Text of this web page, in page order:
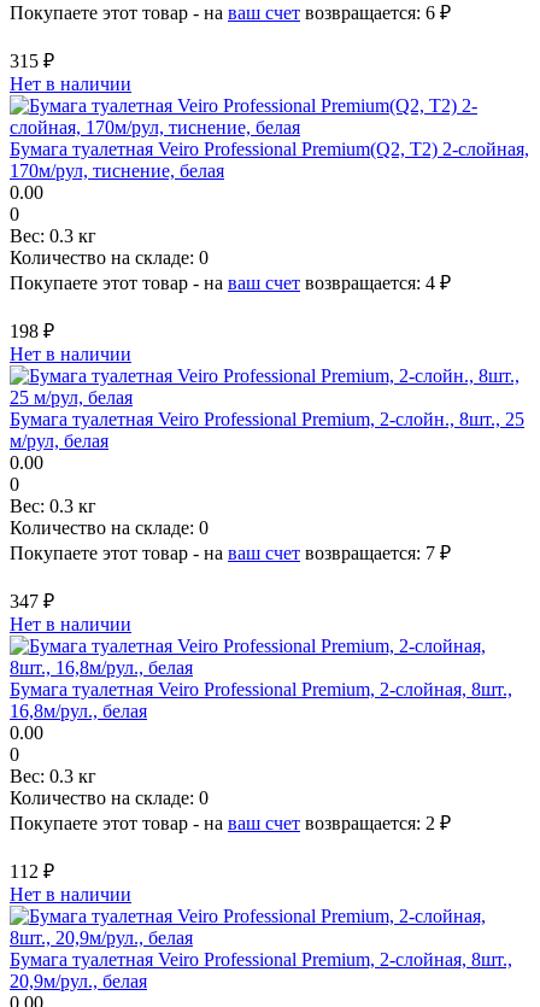
Покупаете этот товар - на ваш счет возвращается: 6 ₽
315 ₽
Нет в наличии
Бумага туалетная Veiro Professional Premium(Q2, Т2) 2-слойная,
170м/рул, тиснение, белая
0.00
0
Вес: 0.3 кг
Количество на складе: 0
Покупаете этот товар - на ваш счет возвращается: 4 ₽
198 ₽
Нет в наличии
Бумага туалетная Veiro Professional Premium, 2-слойн., 8шт., 25
м/рул, белая
0.00
0
Вес: 0.3 кг
Количество на складе: 0
Покупаете этот товар - на ваш счет возвращается: 7 ₽
347 ₽
Нет в наличии
Бумага туалетная Veiro Professional Premium, 2-слойная, 8шт.,
16,8м/рул., белая
0.00
0
Вес: 0.3 кг
Количество на складе: 0
Покупаете этот товар - на ваш счет возвращается: 2 ₽
112 ₽
Нет в наличии
Бумага туалетная Veiro Professional Premium, 2-слойная, 8шт.,
20,9м/рул., белая
0.00